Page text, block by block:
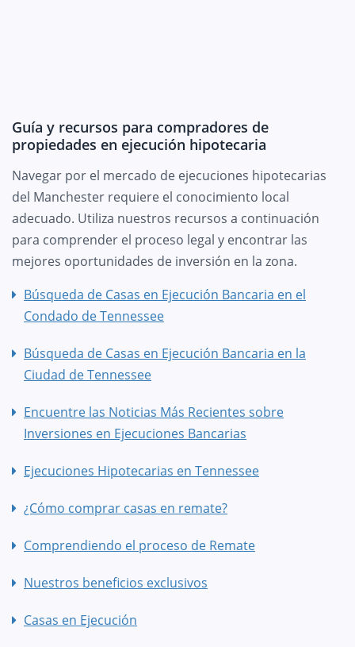
Guía y recursos para compradores de
propiedades en ejecución hipotecaria
Navegar por el mercado de ejecuciones hipotecarias
del Manchester requiere el conocimiento local
adecuado. Utiliza nuestros recursos a continuación
para comprender el proceso legal y encontrar las
mejores oportunidades de inversión en la zona.
Búsqueda de Casas en Ejecución Bancaria en el
Condado de Tennessee
Búsqueda de Casas en Ejecución Bancaria en la
Ciudad de Tennessee
Encuentre las Noticias Más Recientes sobre
Inversiones en Ejecuciones Bancarias
Ejecuciones Hipotecarias en Tennessee
¿Cómo comprar casas en remate?
Comprendiendo el proceso de Remate
Nuestros beneficios exclusivos
Casas en Ejecución